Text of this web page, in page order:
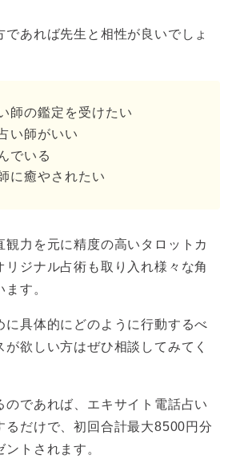
であれば先生と相性が良いでしょ
師の鑑定を受けたい
い師がいい
でいる
に癒やされたい
観力を元に精度の高いタロットカ
リジナル占術も取り入れ様々な角
す。
に具体的にどのように行動するべ
が欲しい方はぜひ相談してみてく
のであれば、エキサイト電話占い
るだけで、初回合計最大8500円分
トされます。